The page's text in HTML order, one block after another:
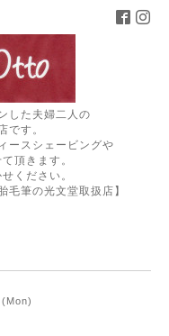
した夫婦二人の
です。
ースシェービングや
頂きます。
ください。
毛筆の光文堂取扱店】